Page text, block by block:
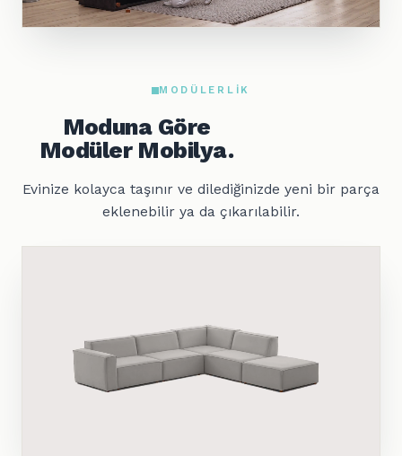
MODÜLERLIK
Moduna Göre
Modüler Mobilya.
Evinize kolayca taşınır ve dilediğinizde yeni bir parça
eklenebilir ya da çıkarılabilir.